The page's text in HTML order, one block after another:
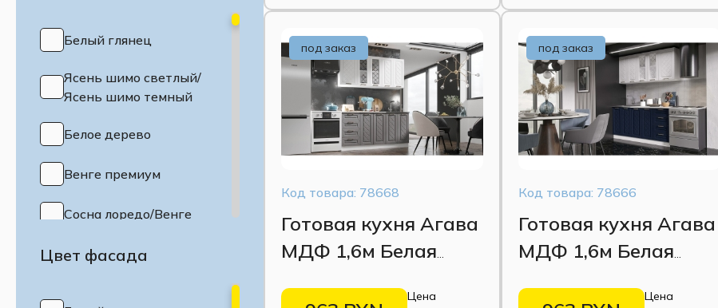
Белый глянец
Ясень шимо светлый/
Ясень шимо темный
Белое дерево
Венге премиум
Сосна лоредо/Венге
Голубой
Цвет фасада
под заказ
Код товара: 78668
Готовая кухня Агава
МДФ 1,6м Белая
Цена
под заказ
Код товара: 78666
Готовая кухня Агава
МДФ 1,6м Белая
Цена